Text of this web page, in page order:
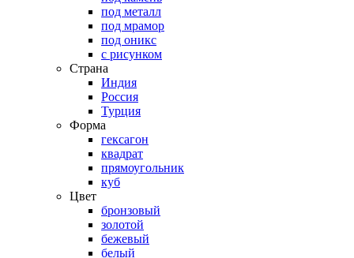
под металл
под мрамор
под оникс
с рисунком
Страна
Индия
Россия
Турция
Форма
гексагон
квадрат
прямоугольник
куб
Цвет
бронзовый
золотой
бежевый
белый